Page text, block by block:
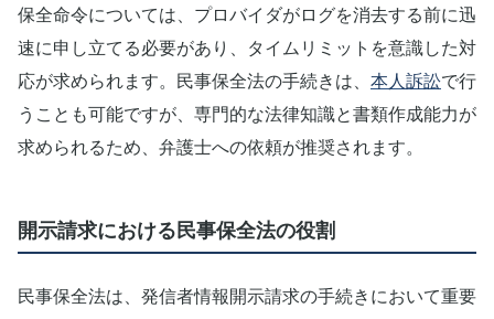
保全命令については、プロバイダがログを消去する前に迅
速に申し立てる必要があり、タイムリミットを意識した対
応が求められます。民事保全法の手続きは、 本人訴訟で行
うことも可能ですが、専門的な法律知識と書類作成能力が
求められるため、弁護士への依頼が推奨されます。
開示請求における民事保全法の役割
民事保全法は、発信者情報開示請求の手続きにおいて重要